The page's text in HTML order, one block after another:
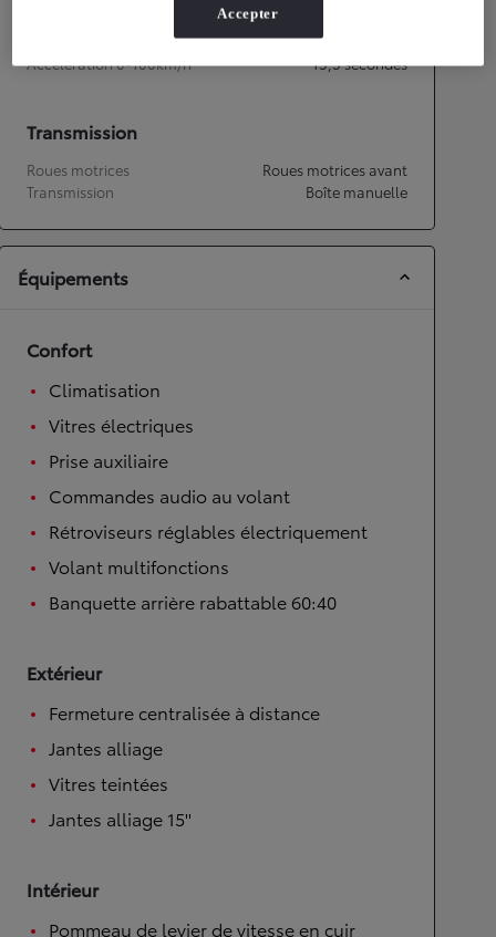
Accélération 0-100km/h
15,3secondes
Transmission
Roues motrices
Roues motrices avant
Transmission
Boîte manuelle
Équipements
Confort
Climatisation
Vitres électriques
Prise auxiliaire
Commandes audio au volant
Rétroviseurs réglables électriquement
Volant multifonctions
Banquette arrière rabattable 60:40
Extérieur
Fermeture centralisée à distance
Jantes alliage
Vitres teintées
Jantes alliage 15''
Intérieur
Pommeau de levier de vitesse en cuir
Accepter